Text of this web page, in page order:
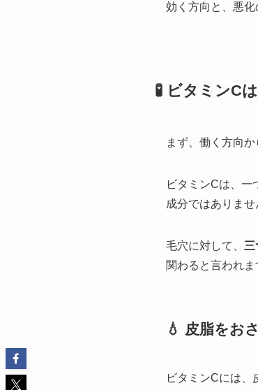
効く方向と、悪化
🧪 ビタミンC
まず、働く方向か
ビタミンCは、一
成分ではありませ
毛穴に対して、 三
関わると言われま
💧 皮脂をお
ビタミンCには、